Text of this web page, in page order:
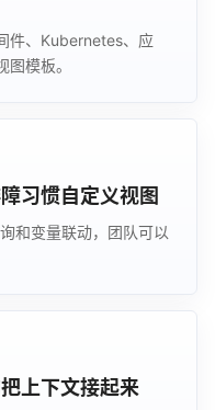
件、Kubernetes、应
模板。
习惯自定义视图
和变量联动，团队可以
上下文接起来